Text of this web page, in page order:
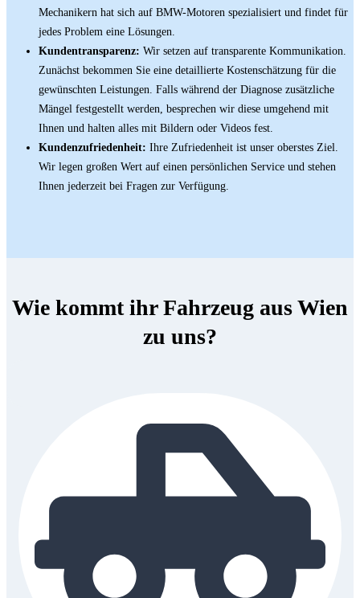
Mechanikern hat sich auf BMW-Motoren spezialisiert und findet für
jedes Problem eine Lösungen.
Kundentransparenz: Wir setzen auf transparente Kommunikation.
Zunächst bekommen Sie eine detaillierte Kostenschätzung für die
gewünschten Leistungen. Falls während der Diagnose zusätzliche
Mängel festgestellt werden, besprechen wir diese umgehend mit
Ihnen und halten alles mit Bildern oder Videos fest.
Kundenzufriedenheit: Ihre Zufriedenheit ist unser oberstes Ziel.
Wir legen großen Wert auf einen persönlichen Service und stehen
Ihnen jederzeit bei Fragen zur Verfügung.
Wie kommt ihr Fahrzeug aus Wien
zu uns?